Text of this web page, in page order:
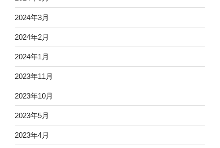
2024年3月
2024年2月
2024年1月
2023年11月
2023年10月
2023年5月
2023年4月